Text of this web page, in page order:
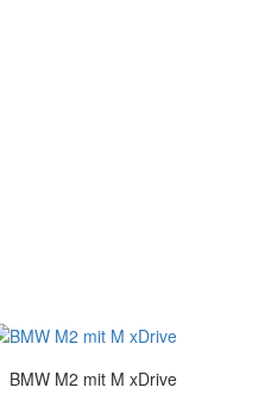
BMW M2 mit M xDrive